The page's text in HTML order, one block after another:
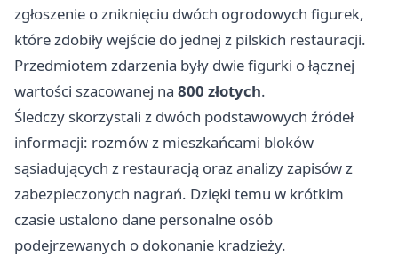
zgłoszenie o zniknięciu dwóch ogrodowych figurek,
które zdobiły wejście do jednej z pilskich restauracji.
Przedmiotem zdarzenia były dwie figurki o łącznej
wartości szacowanej na 800 złotych.
Śledczy skorzystali z dwóch podstawowych źródeł
informacji: rozmów z mieszkańcami bloków
sąsiadujących z restauracją oraz analizy zapisów z
zabezpieczonych nagrań. Dzięki temu w krótkim
czasie ustalono dane personalne osób
podejrzewanych o dokonanie kradzieży.